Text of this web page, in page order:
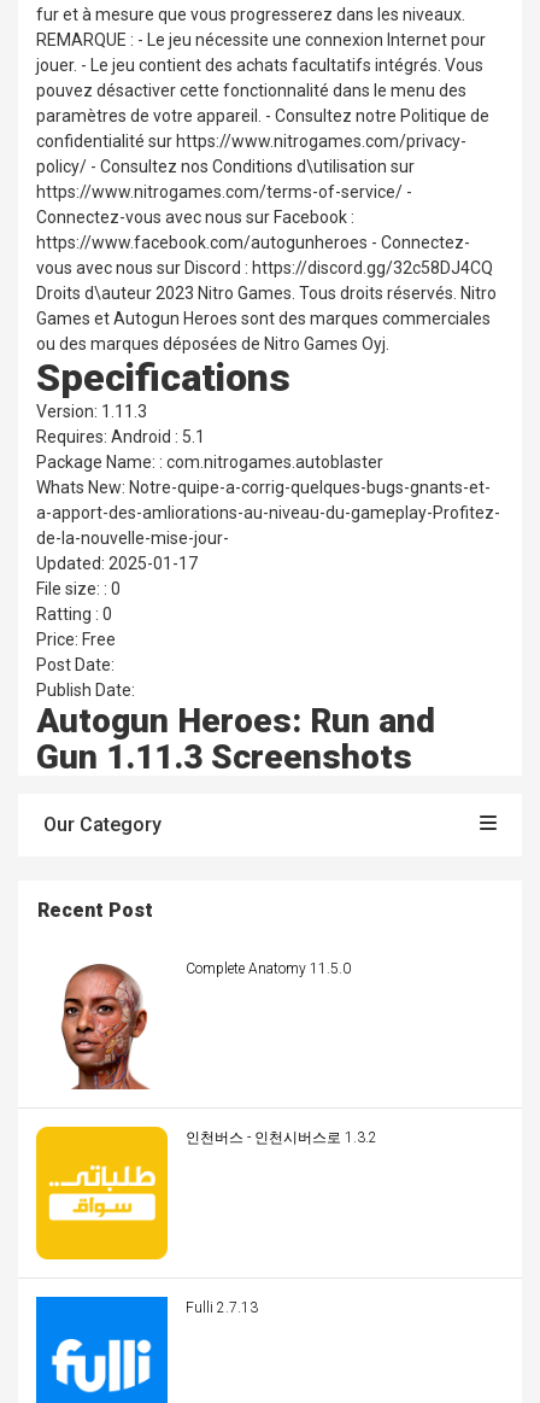
fur et à mesure que vous progresserez dans les niveaux.
REMARQUE : - Le jeu nécessite une connexion Internet pour
jouer. - Le jeu contient des achats facultatifs intégrés. Vous
pouvez désactiver cette fonctionnalité dans le menu des
paramètres de votre appareil. - Consultez notre Politique de
confidentialité sur https://www.nitrogames.com/privacy-
policy/ - Consultez nos Conditions d\utilisation sur
https://www.nitrogames.com/terms-of-service/ -
Connectez-vous avec nous sur Facebook :
https://www.facebook.com/autogunheroes - Connectez-
vous avec nous sur Discord : https://discord.gg/32c58DJ4CQ
Droits d\auteur 2023 Nitro Games. Tous droits réservés. Nitro
Games et Autogun Heroes sont des marques commerciales
ou des marques déposées de Nitro Games Oyj.
Specifications
Version: 1.11.3
Requires: Android : 5.1
Package Name: : com.nitrogames.autoblaster
Whats New: Notre-quipe-a-corrig-quelques-bugs-gnants-et-
a-apport-des-amliorations-au-niveau-du-gameplay-Profitez-
de-la-nouvelle-mise-jour-
Updated: 2025-01-17
File size: : 0
Ratting : 0
Price: Free
Post Date:
Publish Date:
Autogun Heroes: Run and
Gun 1.11.3 Screenshots
Our Category
Recent Post
Complete Anatomy 11.5.0
인천버스 - 인천시버스로 1.3.2
Fulli 2.7.13